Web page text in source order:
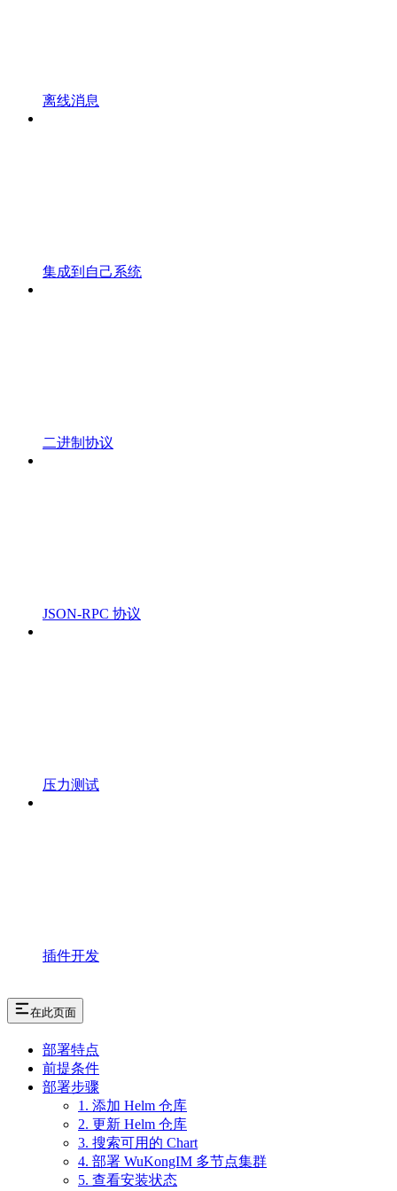
离线消息
集成到自己系统
二进制协议
JSON-RPC 协议
压力测试
插件开发
在此页面
部署特点
前提条件
部署步骤
1. 添加 Helm 仓库
2. 更新 Helm 仓库
3. 搜索可用的 Chart
4. 部署 WuKongIM 多节点集群
5. 查看安装状态